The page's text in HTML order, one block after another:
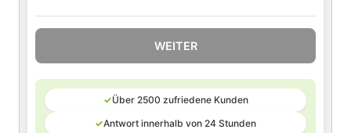
WEITER
✓Über 2500 zufriedene Kunden
✓Antwort innerhalb von 24 Stunden